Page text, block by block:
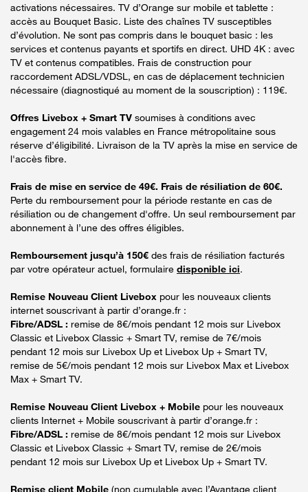
activations nécessaires. TV d’Orange sur mobile et tablette :
accès au Bouquet Basic. Liste des chaînes TV susceptibles
d’évolution. Ne sont pas compris dans le bouquet basic : les
services et contenus payants et sportifs en direct. UHD 4K : avec
TV et contenus compatibles. Frais de construction pour
raccordement ADSL/VDSL, en cas de déplacement technicien
nécessaire (diagnostiqué au moment de la souscription) : 119€.
Offres Livebox + Smart TV soumises à conditions avec
engagement 24 mois valables en France métropolitaine sous
réserve d’éligibilité. Livraison de la TV après la mise en service de
l'accès fibre.
Frais de mise en service de 49€. Frais de résiliation de 60€.
Perte du remboursement pour la période restante en cas de
résiliation ou de changement d'offre. Un seul remboursement par
abonnement à l’une des offres éligibles.
Remboursement jusqu’à 150€ des frais de résiliation facturés
par votre opérateur actuel, formulaire disponible ici.
Remise Nouveau Client Livebox pour les nouveaux clients
internet souscrivant à partir d’orange.fr :
Fibre/ADSL : remise de 8€/mois pendant 12 mois sur Livebox
Classic et Livebox Classic + Smart TV, remise de 7€/mois
pendant 12 mois sur Livebox Up et Livebox Up + Smart TV,
remise de 5€/mois pendant 12 mois sur Livebox Max et Livebox
Max + Smart TV.
Remise Nouveau Client Livebox + Mobile pour les nouveaux
clients Internet + Mobile souscrivant à partir d’orange.fr :
Fibre/ADSL : remise de 8€/mois pendant 12 mois sur Livebox
Classic et Livebox Classic + Smart TV, remise de 2€/mois
pendant 12 mois sur Livebox Up et Livebox Up + Smart TV.
Remise client Mobile (non cumulable avec l’Avantage client